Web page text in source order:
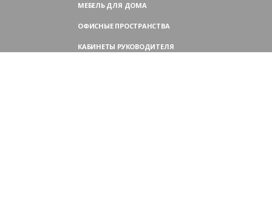
МЕБЕЛЬ ДЛЯ ДОМА
ОФИСНЫЕ ПРОСТРАНСТВА
КАБИНЕТЫ РУКОВОДИТЕЛЯ